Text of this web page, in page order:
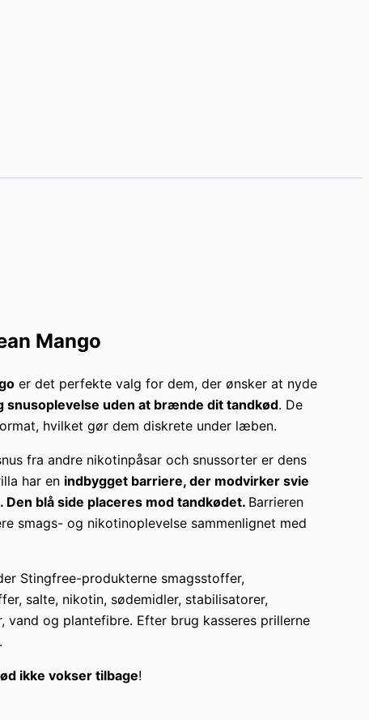
Mango
er det perfekte valg for dem, der ønsker at nyde
snusoplevelse uden at brænde dit tandkød. De
hvilket gør dem diskrete under læben.
fra andre nikotinpåsar och snussorter er dens
har en indbygget barriere, der modvirker svie
blå side placeres mod tandkødet. Barrieren
smags- og nikotinoplevelse sammenlignet med
Stingfree-produkterne smagsstoffer,
salte, nikotin, sødemidler, stabilisatorer,
vand og plantefibre. Efter brug kasseres prillerne
ikke vokser tilbage!